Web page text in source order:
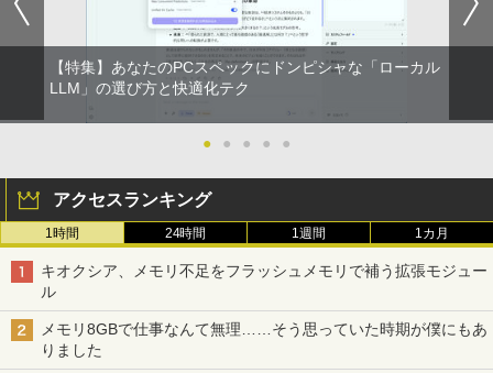
【特集】あなたのPCスペックにドンピシャな「ローカル
LLM」の選び方と快適化テク
● ● ● ● ●
アクセスランキング
1時間 24時間 1週間 1カ月
キオクシア、メモリ不足をフラッシュメモリで補う拡張モジュー
ル
メモリ8GBで仕事なんて無理……そう思っていた時期が僕にもあ
りました